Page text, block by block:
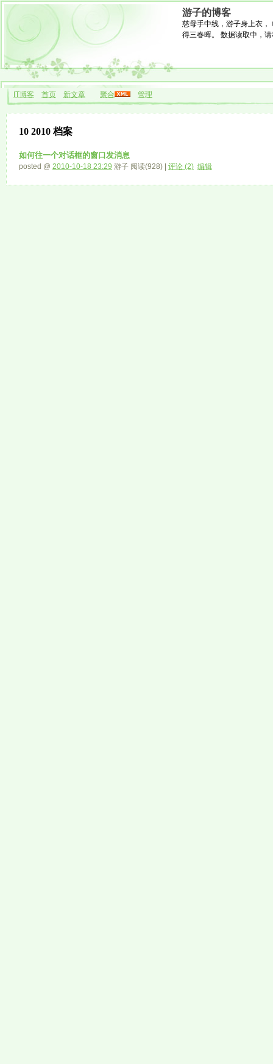
游子的博客
慈母手中线，游子身上衣
得三春晖。 数据读取中，请
IT博客 首页 新文章 聚合 管理
10 2010 档案
如何往一个对话框的窗口发消息
posted @ 2010-10-18 23:29 游子 阅读(928) | 评论 (2) 编辑